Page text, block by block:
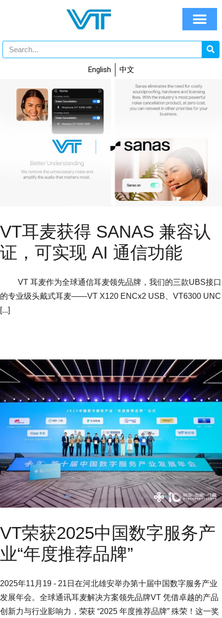
English 中文
VT耳麦获得 SANAS 兼容认
证，可实现 AI 通信功能
VT 耳麦作为全球通信耳麦领先品牌，我们的三款UBS接口
的专业级头戴式耳麦——VT X120 ENCx2 USB、VT6300 UNC
[...]
VT荣获2025中国数字服务产
业“年度推荐品牌”
2025年11月19 - 21日在河北雄安举办第十届中国数字服务产业
发展年会。全球通讯耳麦解决方案领先品牌VT 凭借卓越的产品
创新力与行业影响力，荣获 “2025 年度推荐品牌” 殊荣！这一奖